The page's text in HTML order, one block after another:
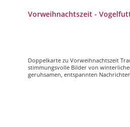
Vorweihnachtszeit -
Doppelkarte zu Vorweihnachtszeit
stimmungsvolle Bilder von
geruhsamen, entspannten